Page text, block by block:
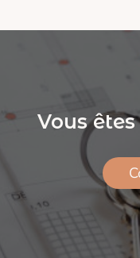
Vous